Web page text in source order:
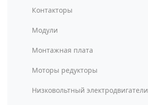
Контакторы
Модули
Монтажная плата
Моторы редукторы
Низковольтный электродвигатели